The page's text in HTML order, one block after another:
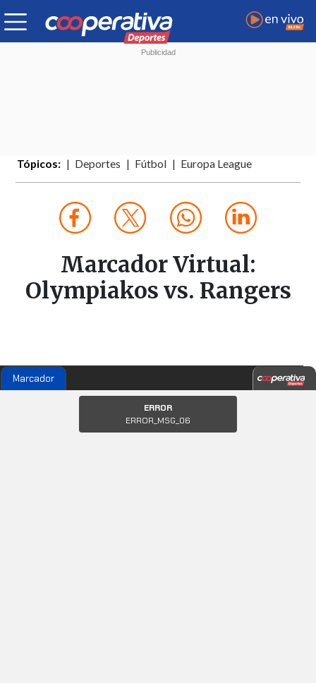
Tópicos: Deportes Fútbol Europa League
Marcador Virtual:
Olympiakos vs. Rangers
Marcador